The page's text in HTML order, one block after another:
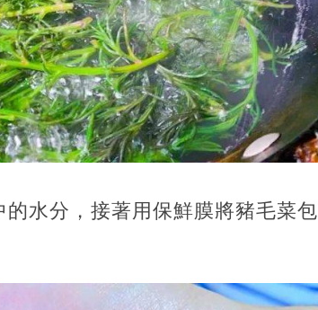
水分，接著用保鮮膜將豬毛菜包